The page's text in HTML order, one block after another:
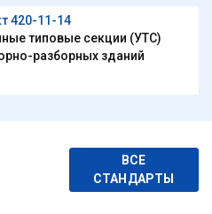
420-11-14
типовые секции (УТС)
разборных зданий
ВСЕ
СТАНДАРТЫ